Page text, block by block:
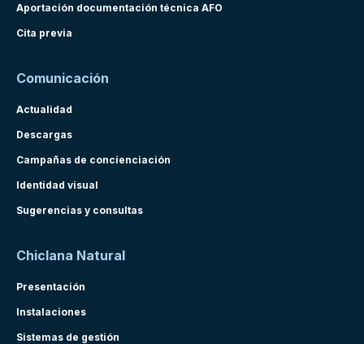
Aportación documentación técnica AFO
Cita previa
Comunicación
Actualidad
Descargas
Campañas de concienciación
Identidad visual
Sugerencias y consultas
Chiclana Natural
Presentación
Instalaciones
Sistemas de gestión